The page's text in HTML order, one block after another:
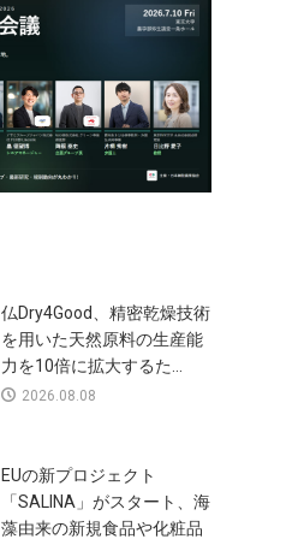
仏Dry4Good、精密乾燥技術
を用いた天然原料の生産能
力を10倍に拡大するた...
2026.08.08
EUの新プロジェクト
「SALINA」がスタート、海
藻由来の新規食品や化粧品